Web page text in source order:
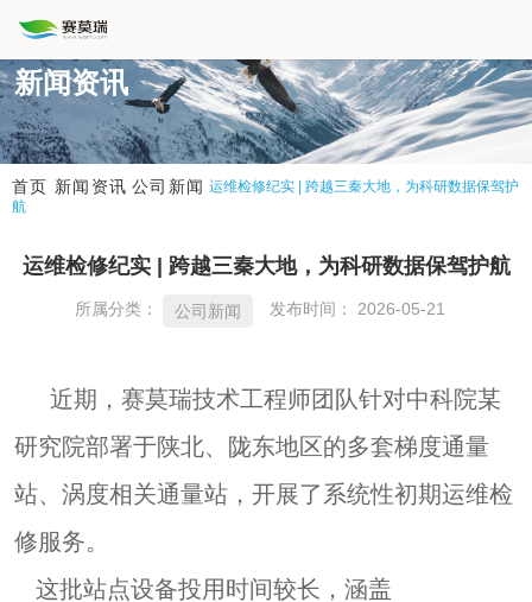
新闻资讯
首页 新闻资讯 公司新闻 运维检修纪实 | 跨越三秦大地，为科研数据保驾护
航
运维检修纪实 | 跨越三秦大地，为科研数据保驾护航
所属分类： 公司新闻 发布时间： 2026-05-21
近期，赛莫瑞技术工程师团队针对中科院某
研究院部署于陕北、陇东地区的多套梯度通量
站、涡度相关通量站，开展了系统性初期运维检
修服务。
这批站点设备投用时间较长，涵盖